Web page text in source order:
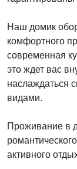
Наш домик
комфортного
современная
это ждет вас
наслаждаться
видами.
Проживание в
активного